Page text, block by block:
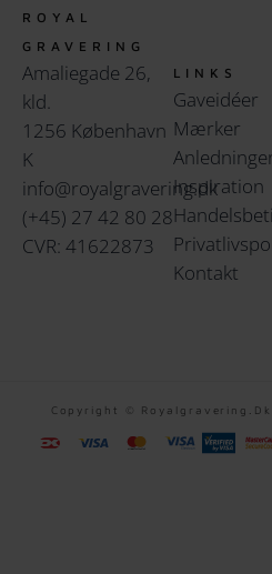
ROYAL
GRAVERING
Amaliegade 26,
kld.
1256 København
K
info@royalgravering.dk
(+45) 27 42 80 28
CVR: 41622873
LINKS
Gaveidéer
Mærker
Inspiration
Kontakt
Copyright ©